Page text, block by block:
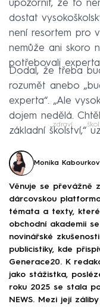
upozornit, že to
dostat
není resortem pro
nemůže ani skoro
potřebovali experta
Dodal, že třeba
rozumět anebo
experta“. „Ale
dojem nedělá.
základní školství,“
zdraví
Monika
Věnuje se převážně
dárcovskou
témata a texty,
obchodní akademii
novinářské
publicistiky, kde
Generace20. K
jako stážistka,
roku 2025 se stala
NEWS. Mezi její